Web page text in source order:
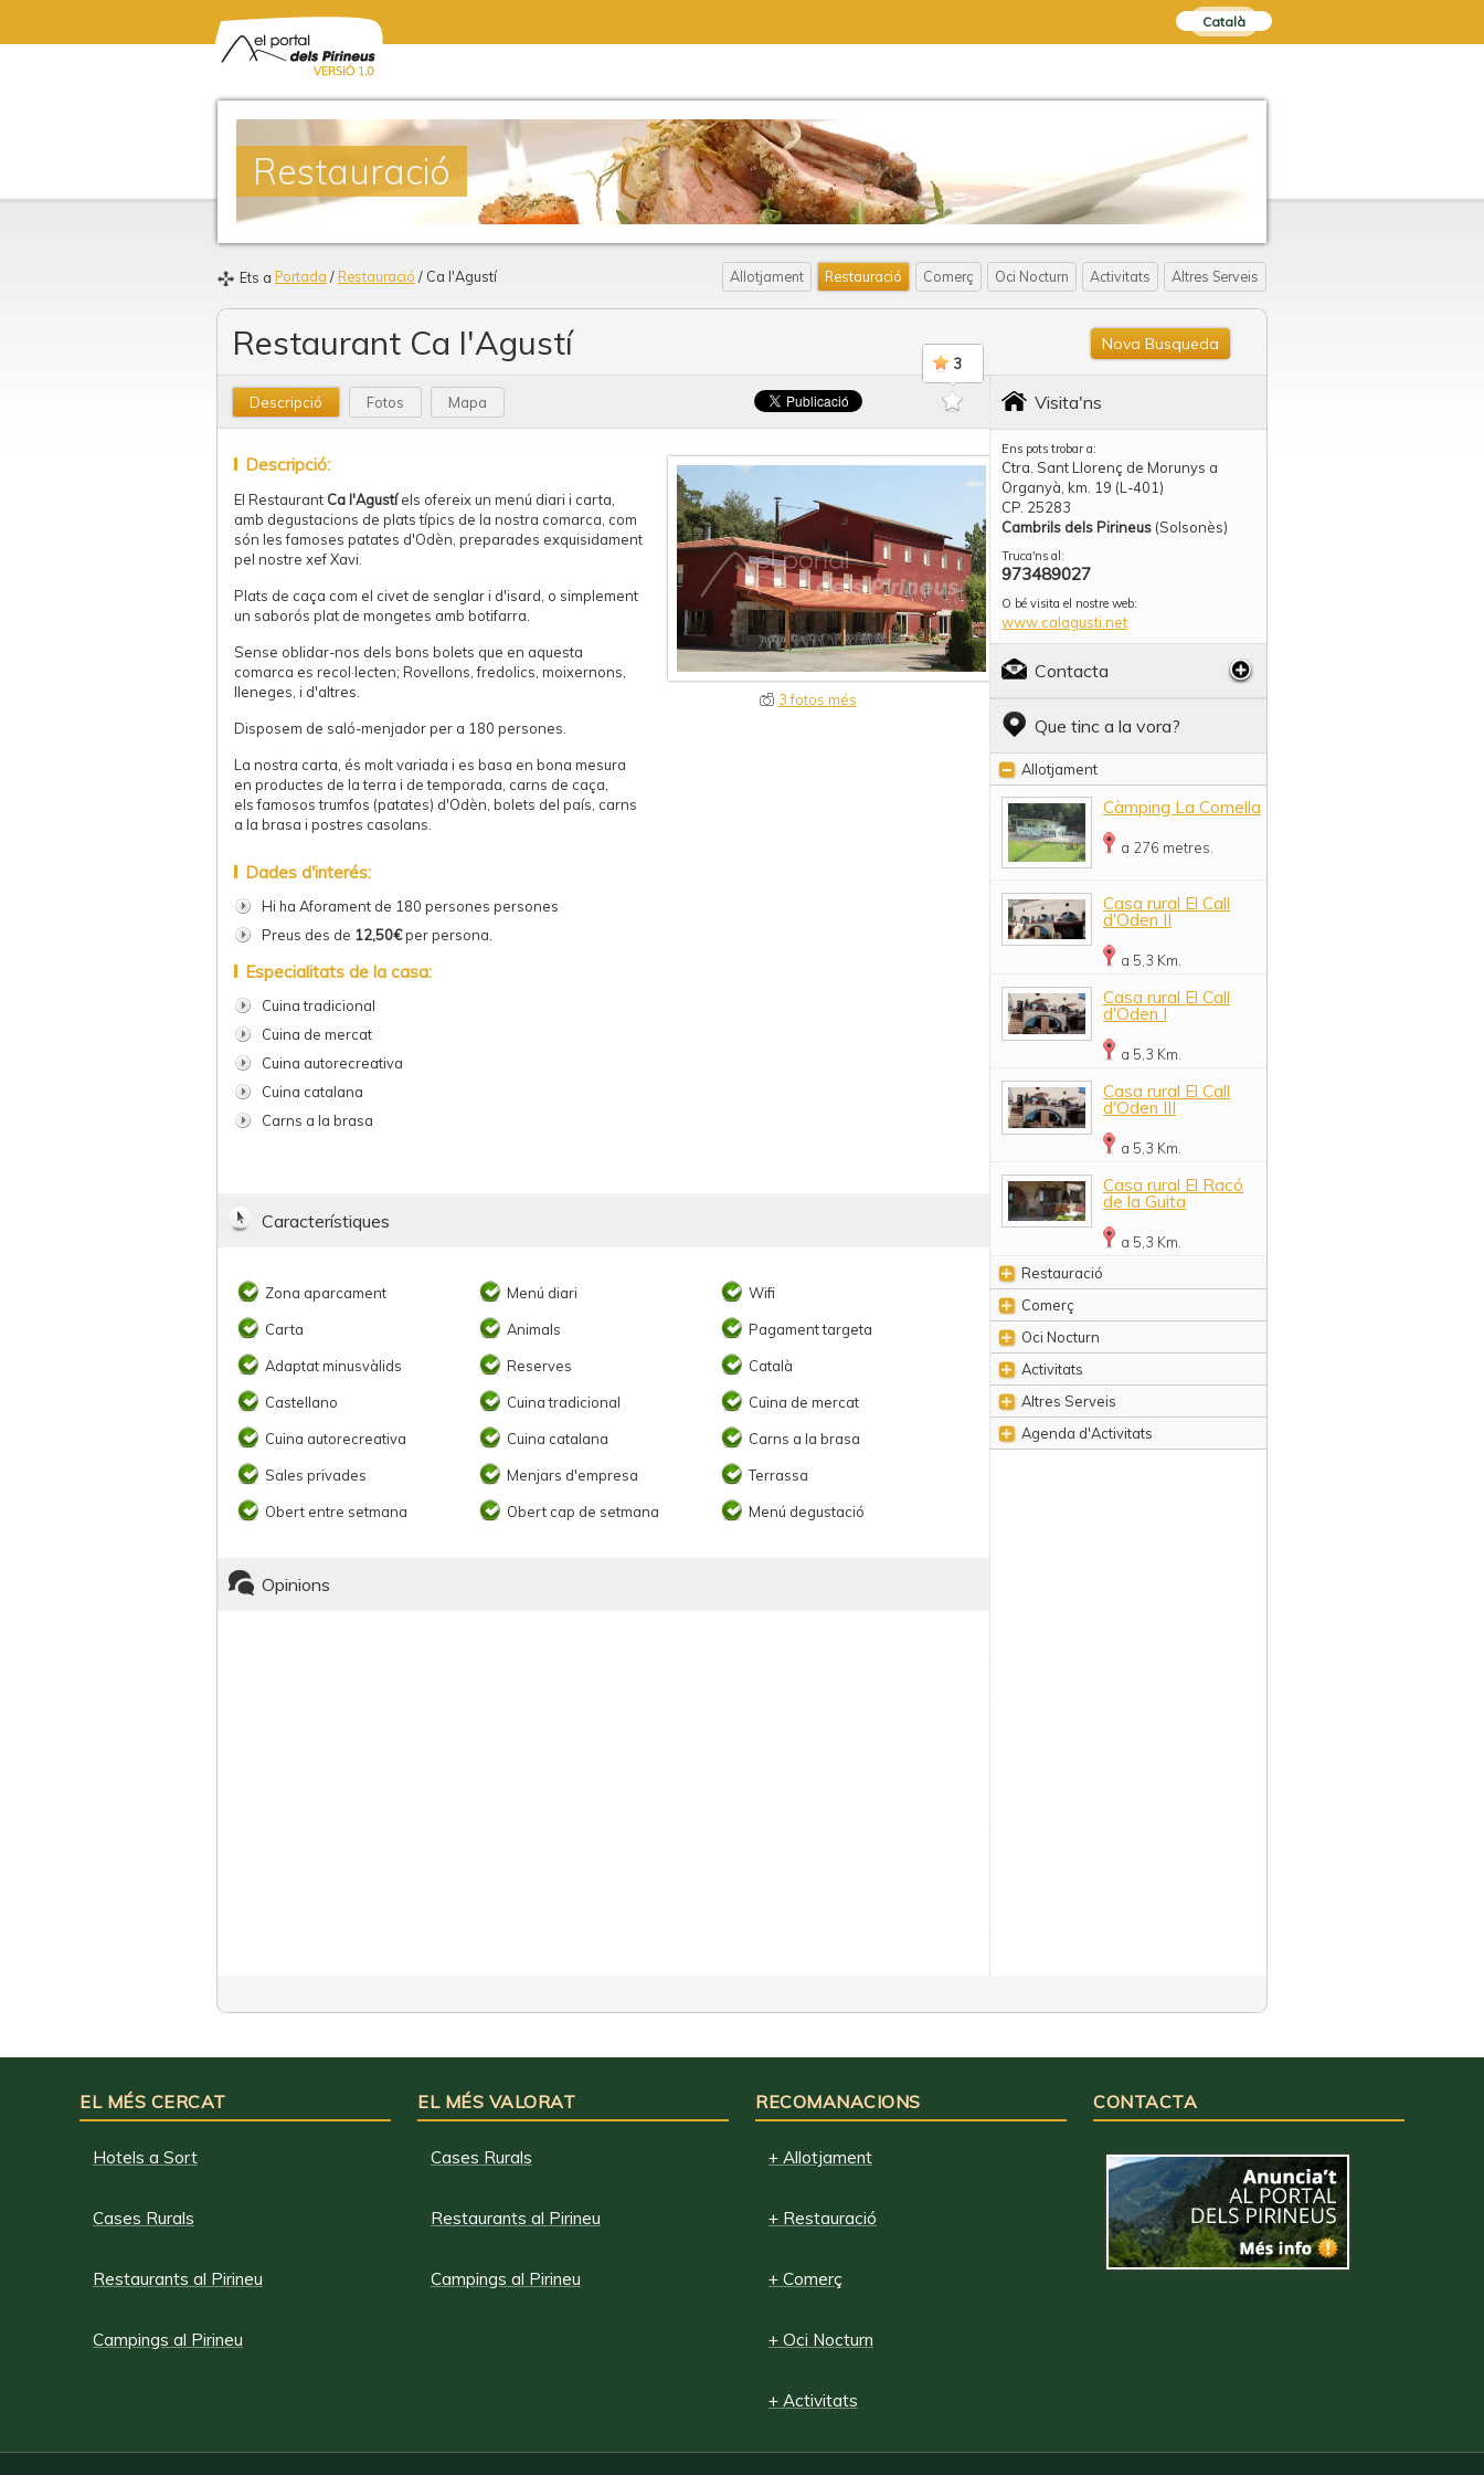
Català
Restauració
Ets a Portada / Restauració / Ca l'Agustí Allotjament Restauració Comerç Oci Nocturn Activitats Altres Serveis
Restaurant Ca l'Agustí
3
Nova Busqueda
Descripció Fotos Mapa
Descripció:
El Restaurant Ca l'Agustíels ofereix un menú diari i carta,
amb degustacions de plats típics de la nostra comarca, com
són les famoses patates d'Odèn, preparades exquisidament
pel nostre xef Xavi.
Plats de caça com el civet de senglar i d'isard, o simplement
un saborós plat de mongetes amb botifarra.
Sense oblidar-nos dels bons bolets que en aquesta
comarca es recol·lecten; Rovellons, fredolics, moixernons,
lleneges, i d'altres.
Disposem de saló-menjador per a 180 persones.
La nostra carta, és molt variada i es basa en bona mesura
en productes de la terra i de temporada, carns de caça,
els famosos trumfos (patates) d'Odèn, bolets del país, carns
a la brasa i postres casolans.
Dades d'interés:
Hi ha Aforament de 180 persones persones
Preus des de 12,50€per persona.
Especialitats de la casa:
Cuina tradicional
Cuina de mercat
Cuina autorecreativa
Cuina catalana
Carns a la brasa
3 fotos més
Característiques
Zona aparcament Menú diari Wifi
Carta Animals Pagament targeta
Adaptat minusvàlids Reserves Català
Castellano Cuina tradicional Cuina de mercat
Cuina autorecreativa Cuina catalana Carns a la brasa
Sales privades Menjars d'empresa Terrassa
Obert entre setmana Obert cap de setmana Menú degustació
Opinions
Visita'ns
Ens pots trobar a:
Ctra. Sant Llorenç de Morunys a
Organyà, km. 19 (L-401)
CP. 25283
Cambrils dels Pirineus (Solsonès)
Truca'ns al:
973489027
O bé visita el nostre web:
www.calagusti.net
Contacta
Que tinc a la vora?
Allotjament
Càmping La Comella
a 276 metres.
Casa rural El Call
d'Oden II
a 5,3 Km.
Casa rural El Call
d'Oden I
a 5,3 Km.
Casa rural El Call
d'Oden III
a 5,3 Km.
Casa rural El Racó
de la Guita
a 5,3 Km.
Restauració
Comerç
Oci Nocturn
Activitats
Altres Serveis
Agenda d'Activitats
EL MÉS CERCAT
Hotels a Sort
Cases Rurals
Restaurants al Pirineu
Campings al Pirineu
EL MÉS VALORAT
Cases Rurals
Restaurants al Pirineu
Campings al Pirineu
RECOMANACIONS
+ Allotjament
+ Restauració
+ Comerç
+ Oci Nocturn
+ Activitats
CONTACTA